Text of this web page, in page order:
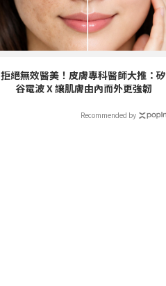
拒絕無效醫美！皮膚專科醫師大推：矽
谷電波 X 讓肌膚由內而外更強韌
Recommended by